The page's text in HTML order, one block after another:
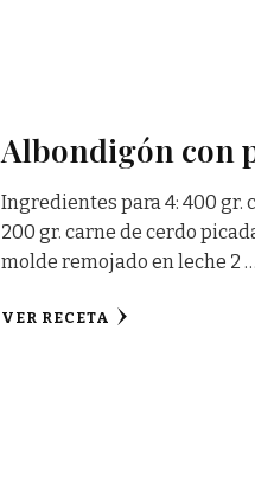
Albondigón con
Ingredientes para 4: 400 gr.
200 gr. carne de cerdo
molde remojado en leche 2 …
VER RECETA